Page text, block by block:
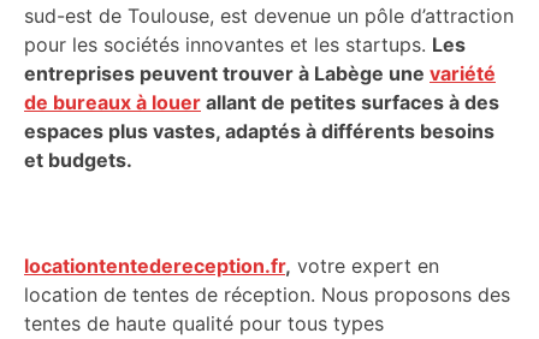
sud-est de Toulouse, est devenue un pôle d’attraction
pour les sociétés innovantes et les startups. Les
entreprises peuvent trouver à Labège une variété
de bureaux à louer allant de petites surfaces à des
espaces plus vastes, adaptés à différents besoins
et budgets.
locationtentedereception.fr, votre expert en
location de tentes de réception. Nous proposons des
tentes de haute qualité pour tous types